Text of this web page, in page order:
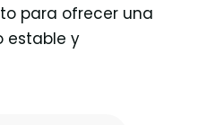
para ofrecer una
estable y